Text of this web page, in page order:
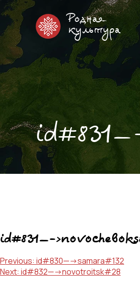
Родная
культура
id#831—-
Навигация
по
Previous: id#830—->samara#132
Next: id#832—->novotroitsk#28